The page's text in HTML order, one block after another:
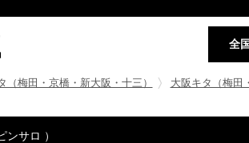
全国
（梅田・京橋・新大阪・十三）
大阪キタ（梅田
ンサロ ）